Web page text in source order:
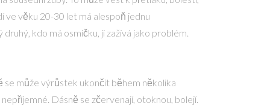
ve věku 20-30 let má alespoň jednu
kdo má osmičku, ji zažívá jako problém.
se může výrůstek ukončit během několika
Dásně se zčervenají, otoknou, bolejí.